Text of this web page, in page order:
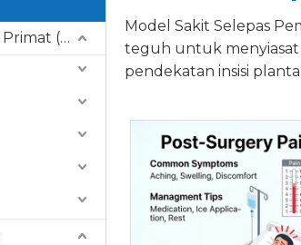
Model Non-Manusia Primat (NHP).
Model Sakit Selepas
teguh untuk menyiasat
pendekatan insisi